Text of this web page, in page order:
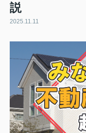
説
2025.11.11